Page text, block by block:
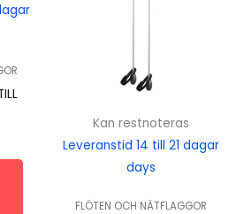
Kan restnoteras
Leveranstid 14 till 21 dagar
days
FLÖTEN OCH NÄTFLAGGOR